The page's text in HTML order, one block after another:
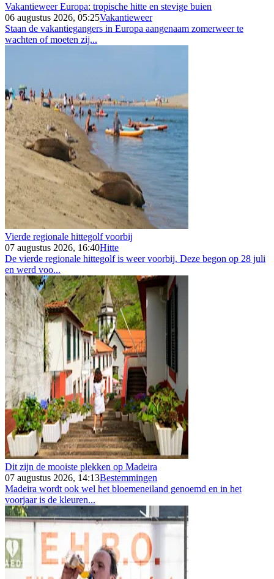
Vakantieweer Europa: tropische hitte en stevige buien
06 augustus 2026, 05:25Vakantieweer
Staan de vakantiegangers in Europa aangenaam zomerweer te
wachten of moeten zij...
Vierde regionale hittegolf voorbij
07 augustus 2026, 16:40Hitte
De vierde regionale hittegolf is weer voorbij. Deze begon op 28 juli
en werd voo...
Dit zijn de mooiste plekken op Madeira
07 augustus 2026, 14:13Bestemmingen
Madeira wordt ook wel het bloemeneiland genoemd en in het
voorjaar is de kleuren...